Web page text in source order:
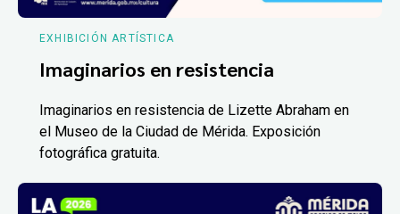
EXHIBICIÓN ARTÍSTICA
Imaginarios en resistencia
Imaginarios en resistencia de Lizette Abraham en
el Museo de la Ciudad de Mérida. Exposición
fotográfica gratuita.